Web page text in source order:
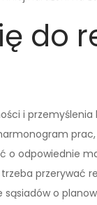
do
i przemyślenia
o odpowiednie
przerywać
o